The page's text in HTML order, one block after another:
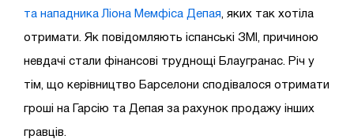
та нападника Ліона Мемфіса Депая , яких так хотіла
отримати. Як повідомляють іспанські ЗМІ, причиною
невдачі стали фінансові труднощі Блаугранас. Річ у
тім, що керівництво Барселони сподівалося отримати
гроші на Гарсію та Депая за рахунок продажу інших
гравців.